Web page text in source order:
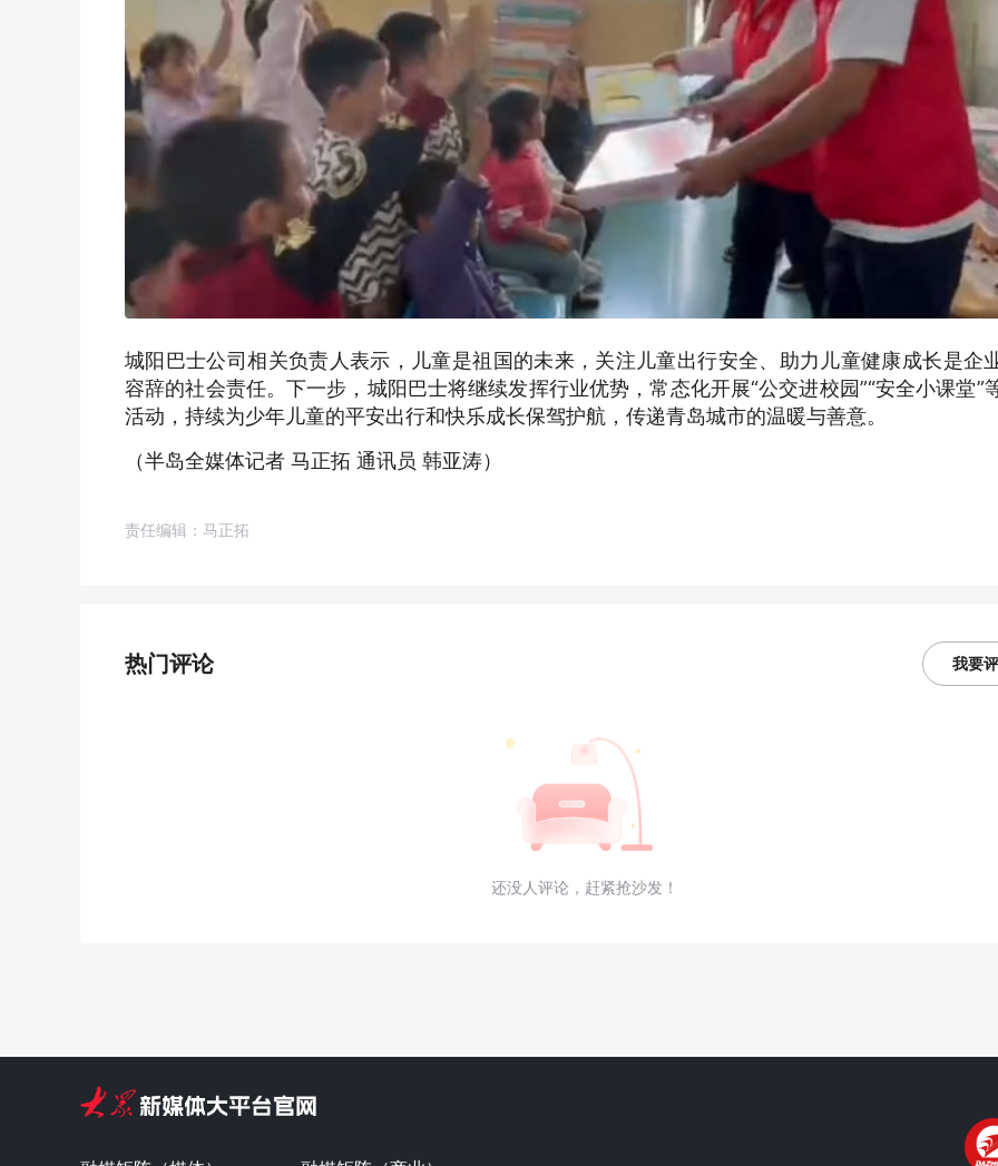
城阳巴士公司相关负责人表示，儿童是祖国的未来，关注儿童出行安全、助力儿童健康成长是企
容辞的社会责任。下一步，城阳巴士将继续发挥行业优势，常态化开展“公交进校园”“安全小课堂”
活动，持续为少年儿童的平安出行和快乐成长保驾护航，传递青岛城市的温暖与善意。
（半岛全媒体记者 马正拓 通讯员 韩亚涛）
责任编辑：马正拓
热门评论 我要
还没人评论，赶紧抢沙发！